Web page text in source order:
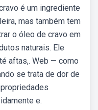
é um ingrediente
mas também tem
o óleo de cravo em
naturais. Ele
aftas,. Web — como
se trata de dor de
e.